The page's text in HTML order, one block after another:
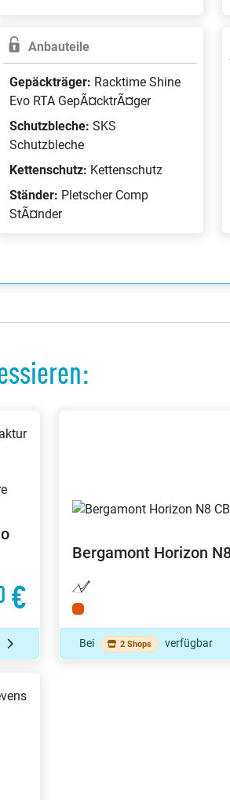
Anbauteile
Gepäckträger: Racktime Shine
Evo RTA GepÃ¤cktrÃ¤ger
Schutzbleche: SKS
Schutzbleche
Kettenschutz: Kettenschutz
Ständer: Pletscher Comp
StÃ¤nder
€
Bergamont Horizon
Bei 2 Shops verfügbar